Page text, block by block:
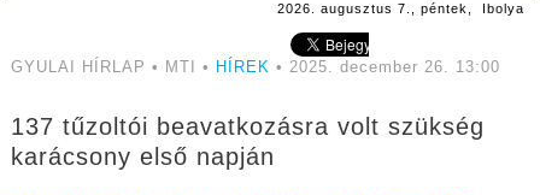
2026. augusztus 7., péntek, Ibolya
GYULAI HÍRLAP • MTI • HÍREK • 2025. december 26. 13:00
137 tűzoltói beavatkozásra volt szükség
karácsony első napján